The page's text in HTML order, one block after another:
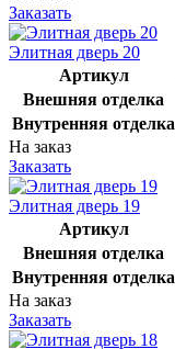
Заказать
Элитная дверь 20
Артикул
Внешняя отделка
Внутренняя отделка
На заказ
Заказать
Элитная дверь 19
Артикул
Внешняя отделка
Внутренняя отделка
На заказ
Заказать